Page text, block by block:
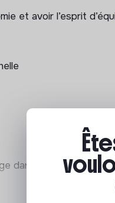
la pré-sélection et à
rendus).
long du parcours.
de marché,
avec mentors,
et avoir l’esprit
dans les Ruches